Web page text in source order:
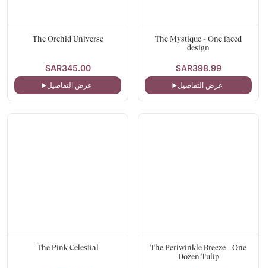
The Mystique - One faced
design
SAR398.99
عرض التفاصيل
The Orchid Universe
SAR345.00
عرض التفاصيل
The Periwinkle Breeze - One
Dozen Tulip
The Pink Celestial